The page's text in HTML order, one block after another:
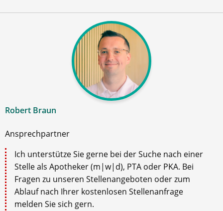
Robert Braun
Ansprechpartner
Ich unterstütze Sie gerne bei der Suche nach einer
Stelle als Apotheker (m|w|d), PTA oder PKA. Bei
Fragen zu unseren Stellenangeboten oder zum
Ablauf nach Ihrer kostenlosen Stellenanfrage
melden Sie sich gern.